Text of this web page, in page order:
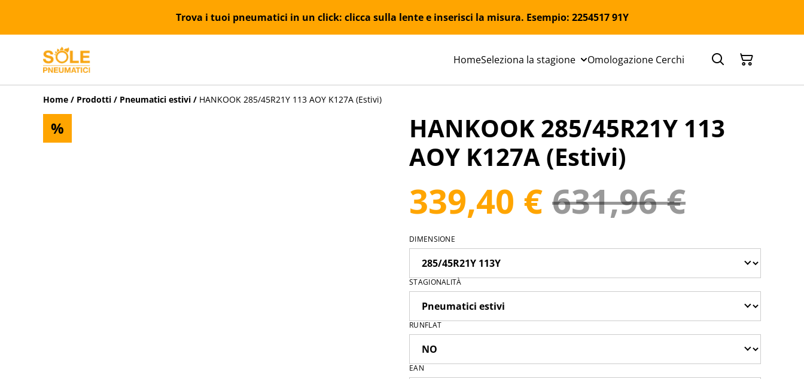
Trova i tuoi pneumatici in un click: clicca sulla lente e inserisci la misura. Esempio: 2254517 91Y
HomeSeleziona la stagione Omologazione Cerchi
Home / Prodotti / Pneumatici estivi / HANKOOK 285/45R21Y 113 AOY K127A (Estivi)
%
HANKOOK 285/45R21Y 113
AOY K127A (Estivi)
339,40 € 631,96 €
DIMENSIONE
STAGIONALITÀ
RUNFLAT
EAN